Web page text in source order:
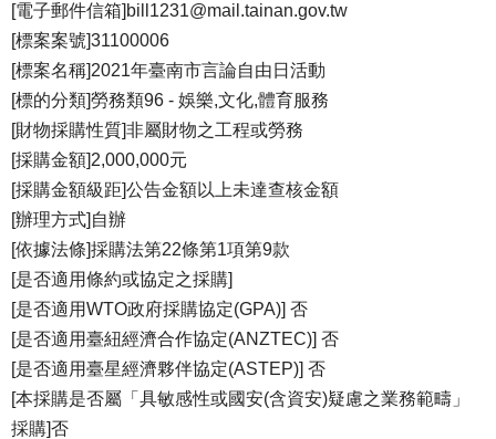
[電子郵件信箱]bill1231@mail.tainan.gov.tw
[標案案號]31100006
[標案名稱]2021年臺南市言論自由日活動
[標的分類]勞務類96 - 娛樂,文化,體育服務
[財物採購性質]非屬財物之工程或勞務
[採購金額]2,000,000元
[採購金額級距]公告金額以上未達查核金額
[辦理方式]自辦
[依據法條]採購法第22條第1項第9款
[是否適用條約或協定之採購]
[是否適用WTO政府採購協定(GPA)] 否
[是否適用臺紐經濟合作協定(ANZTEC)] 否
[是否適用臺星經濟夥伴協定(ASTEP)] 否
[本採購是否屬「具敏感性或國安(含資安)疑慮之業務範疇」
採購]否